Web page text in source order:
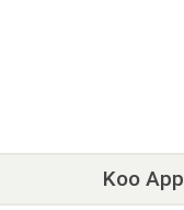
Koo App